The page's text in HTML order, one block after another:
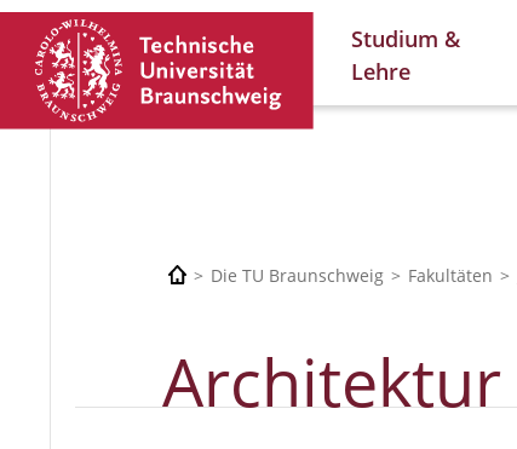
Studium &
Lehre
Die TU Braunschweig Fakultäten
Architektur